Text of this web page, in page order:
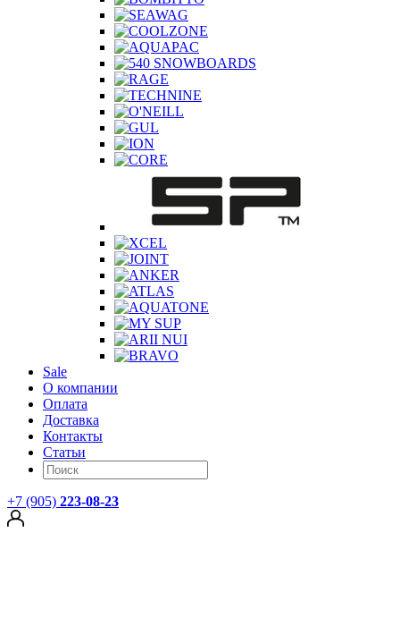
Sale
О компании
Оплата
Доставка
Контакты
Статьи
+7 (905) 223-08-23